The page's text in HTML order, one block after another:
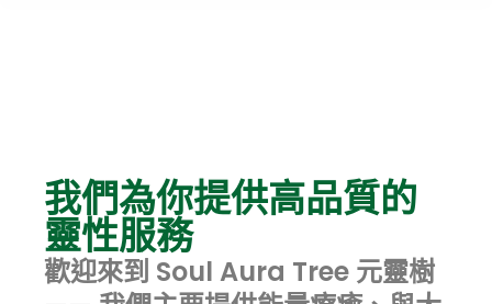
我們為你提供高品質的
靈性服務
歡迎來到 Soul Aura Tree 元靈樹